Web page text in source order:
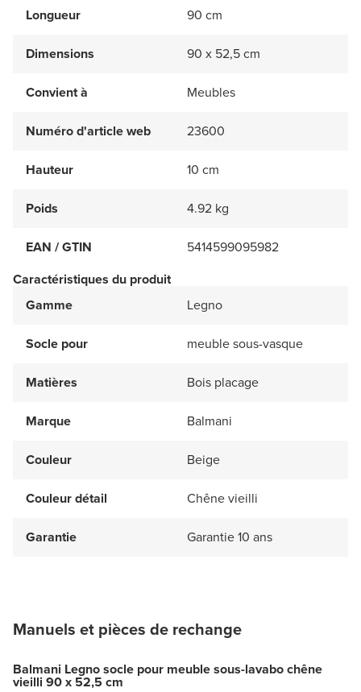
Longueur 90 cm
Dimensions 90 x 52,5 cm
Convient à Meubles
Numéro d'article web 23600
Hauteur 10 cm
Poids 4.92 kg
EAN / GTIN
5414599095982
Caractéristiques du produit
Gamme
Legno
Socle pour meuble sous-vasque
Matières Bois placage
Marque Balmani
Couleur Beige
Couleur détail Chêne vieilli
Garantie Garantie 10 ans
Manuels et pièces de rechange
Balmani Legno socle pour meuble sous-lavabo chêne
vieilli 90 x 52,5 cm